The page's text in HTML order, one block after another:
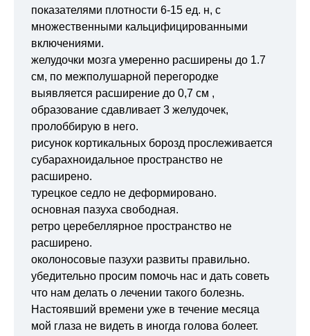
показателями плотности 6-15 ед. н, с
множественными кальцифицированными
включениями.
желудочки мозга умеренно расширены до 1.7
см, по межполушарной перегородке
выявляется расширение до 0,7 см ,
образование сдавливает 3 желудочек,
пролоббирую в него.
рисунок кортикальных борозд прослеживается
субарахноидальное пространство не
расширено.
турецкое седло не деформировано.
основная пазуха свободная.
ретро церебеллярное пространство не
расширено.
околоносовые пазухи развиты правильно.
убедительно просим помочь нас и дать советь
что нам делать о лечении такого болезнь.
Настоявший времени уже в течение месяца
мой глаза не видеть в иногда голова болеет.